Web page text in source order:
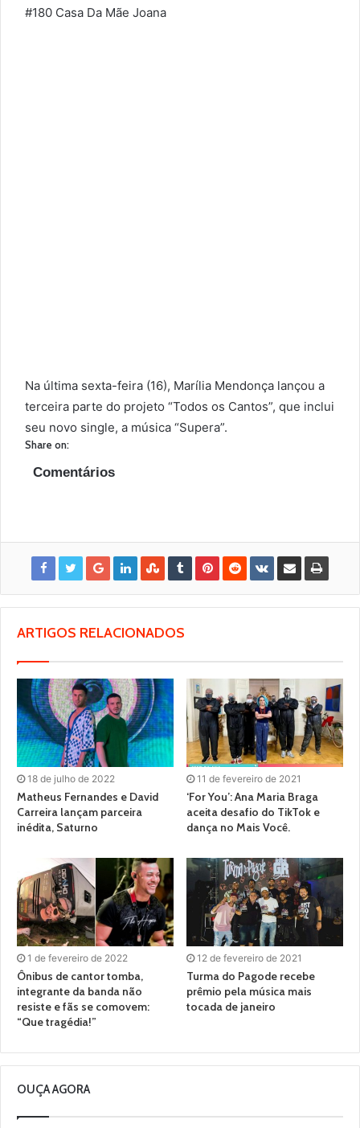
#180 Casa Da Mãe Joana
Na última sexta-feira (16), Marília Mendonça lançou a
terceira parte do projeto “Todos os Cantos”, que inclui
seu novo single, a música “Supera”.
Share on:
Comentários
ARTIGOS RELACIONADOS
18 de julho de 2022
Matheus Fernandes e David
Carreira lançam parceira
inédita, Saturno
11 de fevereiro de 2021
‘For You’: Ana Maria Braga
aceita desafio do TikTok e
dança no Mais Você.
1 de fevereiro de 2022
Ônibus de cantor tomba,
integrante da banda não
resiste e fãs se comovem:
“Que tragédia!”
12 de fevereiro de 2021
Turma do Pagode recebe
prêmio pela música mais
tocada de janeiro
OUÇA AGORA